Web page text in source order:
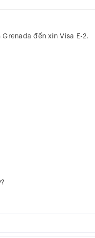
đến xin Visa E-2.